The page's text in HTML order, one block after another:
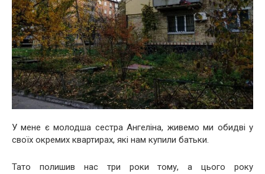
У мене є молодша сестра Ангеліна, живемо ми обидві у
своїх окремих квартирах, які нам купили батьки.
Тато полишив нас три роки тому, а цього року